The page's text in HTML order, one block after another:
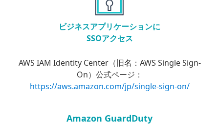
ビジネスアプリケーションに
SSOアクセス
AWS IAM Identity Center（旧名：AWS Single Sign-
On）公式ページ：
https://aws.amazon.com/jp/single-sign-on/
Amazon GuardDuty